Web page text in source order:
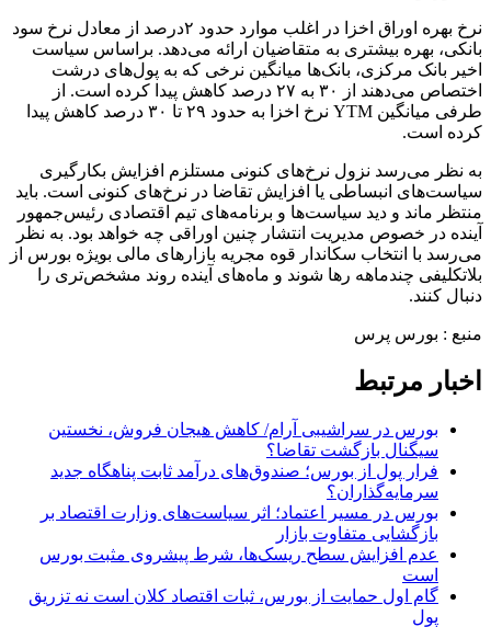
نرخ بهره اوراق اخزا در اغلب موارد حدود ۲درصد از معادل نرخ سود
بانکی، بهره بیشتری به متقاضیان ارائه می‌دهد. براساس سیاست
اخیر بانک مرکزی، بانک‌ها میانگین نرخی که به پول‌های درشت
اختصاص می‌دهند از ۳۰ به ۲۷ درصد کاهش پیدا کرده است. از
طرفی میانگین YTM نرخ اخزا به حدود ۲۹ تا ۳۰ درصد کاهش پیدا
کرده است.
به نظر می‌رسد نزول نرخ‌های کنونی مستلزم افزایش بکارگیری
سیاست‌های انبساطی یا افزایش تقاضا در نرخ‌های کنونی است. باید
منتظر ماند و دید سیاست‌ها و برنامه‌های تیم اقتصادی رئیس‌جمهور
آینده در خصوص مدیریت انتشار چنین اوراقی چه خواهد بود. به نظر
می‌رسد با انتخاب سکاندار قوه مجریه بازارهای مالی بویژه بورس از
بلاتکلیفی چند‌ماهه رها شوند و ماه‌های آینده روند مشخص‌تری را
دنبال کنند.
منبع : بورس پرس
اخبار مرتبط
بورس در سراشیبی آرام/ کاهش هیجان فروش، نخستین
سیگنال بازگشت تقاضا؟
فرار پول از بورس؛ صندوق‌های درآمد ثابت پناهگاه جدید
سرمایه‌گذاران؟
بورس در مسیر اعتماد؛ اثر سیاست‌های وزارت اقتصاد بر
بازگشایی متفاوت بازار
عدم افزایش سطح ریسک‌ها، شرط پیشروی مثبت بورس
است
گام اول حمایت از بورس، ثبات اقتصاد کلان است نه تزریق
پول